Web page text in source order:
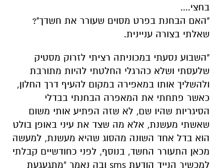
בחצי....
"האם הבחנת בפרט מסוים שעורר את חשדך"?
שאלתי בצורה עניינית.
"השבוע נסעתי במכוניתה רציתי לזרוק מסטיק
שלעסתי ושלא כהרגלי החלטתי להיות מתורבת
ולהשליך אותו במאפירה במקום להעיף דרך החלון,
כאשר פתחתי את המאפרה הבחנתי בבדלי
הסיגריות שהיו שם, לא שזה הפתיע אותי משום
שאשתי מעשנת, אלא מה שצד את עיני באופן בולט
הוא בדל אחד השונה מהסוג שהיא מעשנת, למעשה
מכאן התעורר החשד, בנוסף, לפני כחודשיים קבלתי
למכשיר הנייד הודעת sms ובה נאמר "מתגעגעת